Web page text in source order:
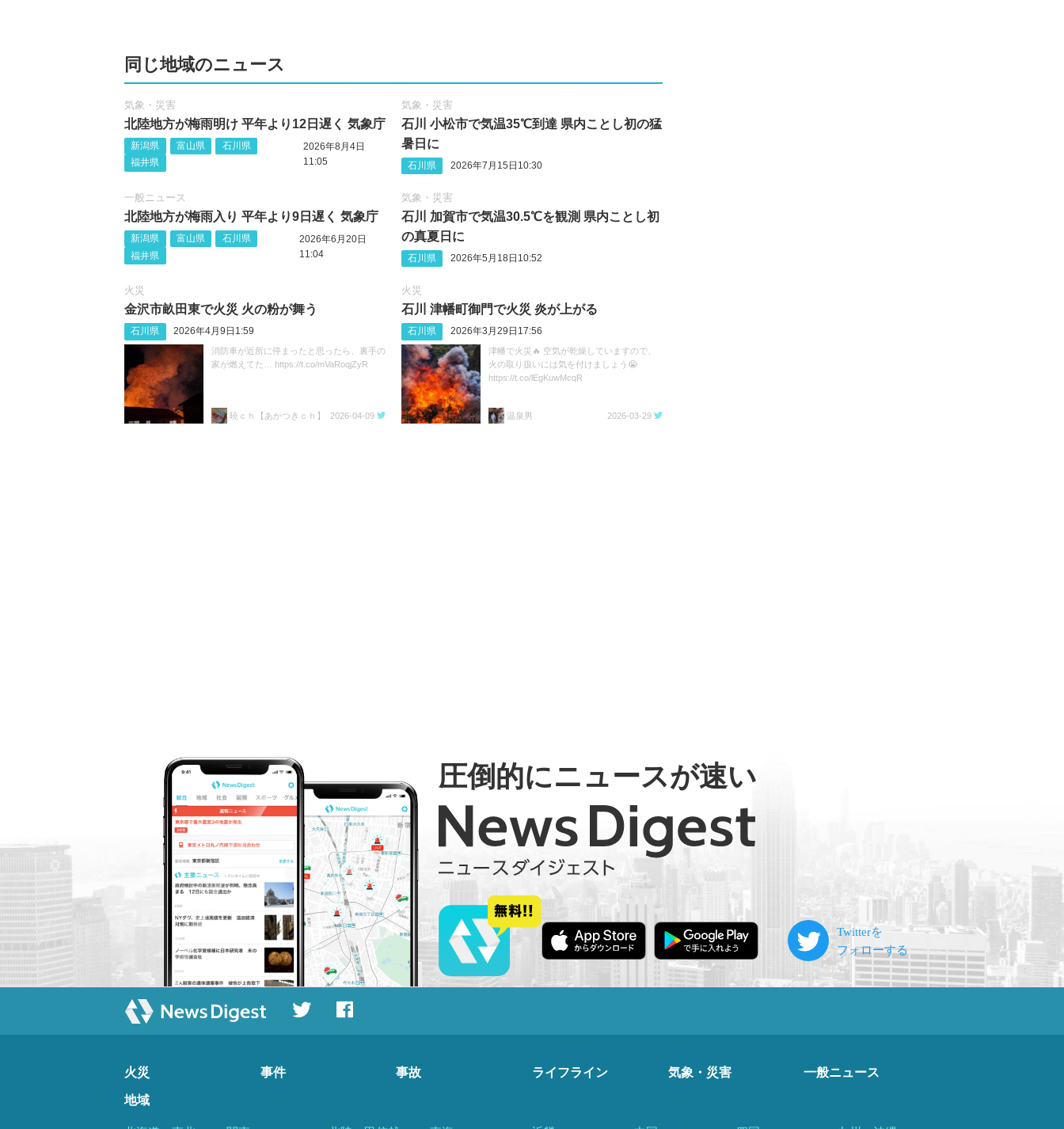
同じ地域のニュース
気象・災害
北陸地方が梅雨明け 平年より12日遅く 気象庁
新潟県 富山県
石川県
福井県
2026年8月4日
11:05
気象・災害
石川 小松市で気温35℃到達 県内ことし初の猛
暑日に
石川県 2026年7月15日10:30
一般ニュース
北陸地方が梅雨入り 平年より9日遅く 気象庁
新潟県 富山県
石川県
福井県
2026年6月20日
11:04
気象・災害
石川 加賀市で気温30.5℃を観測 県内ことし初
の真夏日に
石川県 2026年5月18日10:52
火災
金沢市畝田東で火災 火の粉が舞う
石川県 2026年4月9日1:59
消防車が近所に停まったと思ったら、裏手の
家が燃えてた… https://t.co/mVaRoqjZyR
暁ｃｈ【あかつきｃｈ】 2026-04-09
火災
石川 津幡町御門で火災 炎が上がる
石川県 2026年3月29日17:56
津幡で火災🔥 空気が乾燥していますので、
火の取り扱いには気を付けましょう😭
https://t.co/lEgKuwMcqR
温泉男 2026-03-29
圧倒的にニュースが速い
火災 事件 事故 ライフライン 気象・災害 一般ニュース
地域